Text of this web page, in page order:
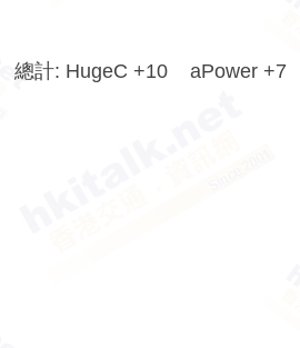
網
總計: HugeC +10 aPower +7